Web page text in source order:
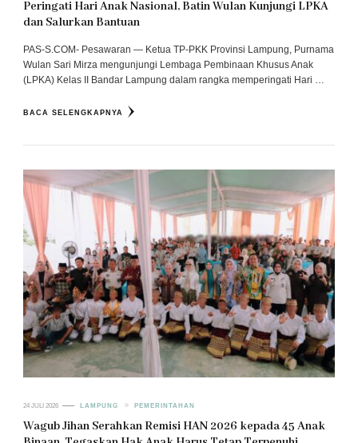
Peringati Hari Anak Nasional, Batin Wulan Kunjungi LPKA
dan Salurkan Bantuan
PAS-S.COM- Pesawaran — Ketua TP-PKK Provinsi Lampung, Purnama
Wulan Sari Mirza mengunjungi Lembaga Pembinaan Khusus Anak
(LPKA) Kelas II Bandar Lampung dalam rangka memperingati Hari …
BACA SELENGKAPNYA
24 JULI 2026 LAMPUNG PEMERINTAHAN
Wagub Jihan Serahkan Remisi HAN 2026 kepada 45 Anak